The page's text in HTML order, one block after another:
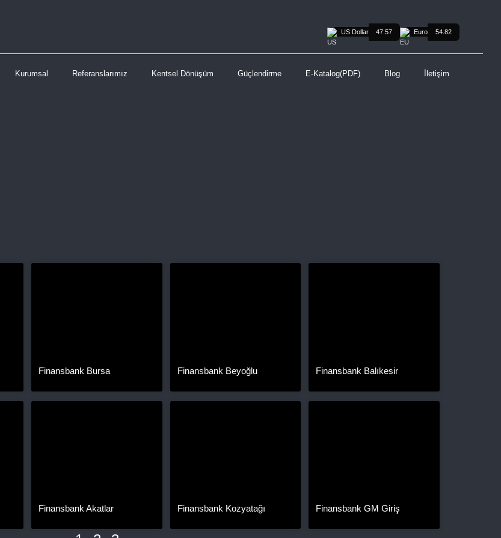
US Dollar 47.57 Euro 54.82
Kurumsal Referanslarımız Kentsel Dönüşüm Güçlendirme E-Katalog(PDF) Blog İletişim
Finansbank Bursa Finansbank Beyoğlu Finansbank Balıkesir
Finansbank Akatlar Finansbank Kozyatağı Finansbank GM Giriş